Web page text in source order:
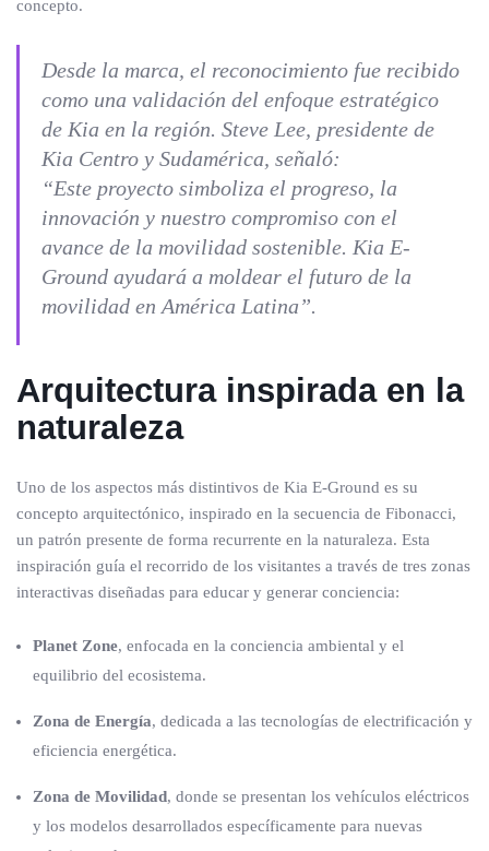
concepto.
Desde la marca, el reconocimiento fue recibido
como una validación del enfoque estratégico
de Kia en la región. Steve Lee, presidente de
Kia Centro y Sudamérica, señaló:
“Este proyecto simboliza el progreso, la
innovación y nuestro compromiso con el
avance de la movilidad sostenible. Kia E-
Ground ayudará a moldear el futuro de la
movilidad en América Latina”.
Arquitectura inspirada en la
naturaleza
Uno de los aspectos más distintivos de Kia E-Ground es su
concepto arquitectónico, inspirado en la secuencia de Fibonacci,
un patrón presente de forma recurrente en la naturaleza. Esta
inspiración guía el recorrido de los visitantes a través de tres zonas
interactivas diseñadas para educar y generar conciencia:
Planet Zone, enfocada en la conciencia ambiental y el
equilibrio del ecosistema.
Zona de Energía, dedicada a las tecnologías de electrificación y
eficiencia energética.
Zona de Movilidad, donde se presentan los vehículos eléctricos
y los modelos desarrollados específicamente para nuevas